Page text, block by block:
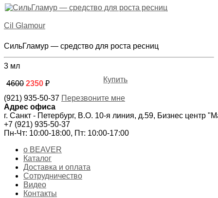
Cil Glamour
СильГламур — средство для роста ресниц
3 мл
4600 2350 ₽ Купить
(921) 935-50-37 Перезвоните мне
Адрес офиса
г. Санкт - Петербург, В.О. 10-я линия, д.59, Бизнес центр
+7 (921) 935-50-37
Пн-Чт: 10:00-18:00, Пт: 10:00-17:00
о BEAVER
Каталог
Доставка и оплата
Сотрудничество
Видео
Контакты